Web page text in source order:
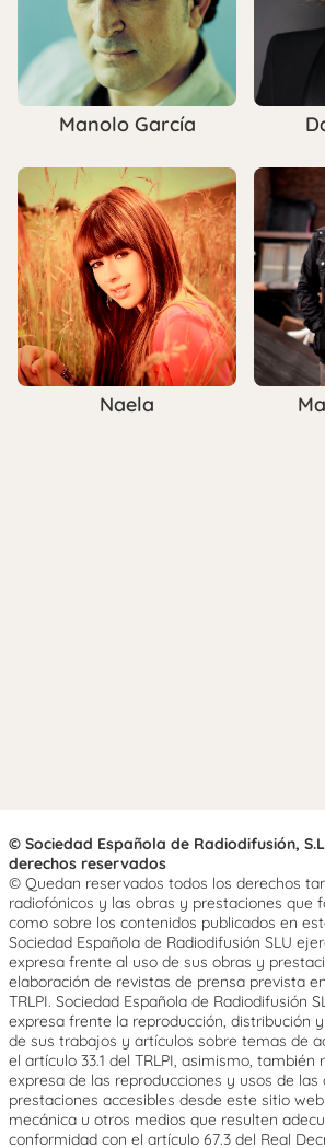
Manolo García
Naela
© Sociedad Española de Radiodifusión,
derechos reservados
© Quedan reservados todos los derechos
radiofónicos y las obras y prestaciones que
como sobre los contenidos publicados en
Sociedad Española de Radiodifusión SLU
expresa frente al uso de sus obras y
elaboración de revistas de prensa prevista
TRLPI. Sociedad Española de Radiodifusión
expresa frente la reproducción, distribución
de sus trabajos y artículos sobre temas de
el artículo 33.1 del TRLPI, asimismo,
expresa de las reproducciones y usos de las
prestaciones accesibles desde este sitio
mecánica u otros medios que resulten
conformidad con el artículo 67.3 del Real